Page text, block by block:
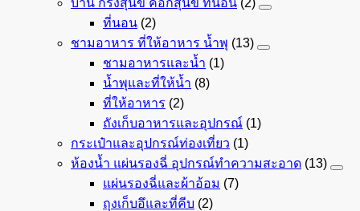
บ้าน กรงสุนัข คอกสุนัข ที่นอน (2)
ที่นอน (2)
ชามอาหาร ที่ให้อาหาร น้ำพุ (13)
ชามอาหารและน้ำ (1)
น้ำพุและที่ให้น้ำ (8)
ที่ให้อาหาร (2)
ถังเก็บอาหารและอุปกรณ์ (1)
กระเป๋าและอุปกรณ์ท่องเที่ยว (1)
ห้องน้ำ แผ่นรองฉี่ อุปกรณ์ทำความสะอาด (13)
แผ่นรองฉี่และผ้าอ้อม (7)
ถุงเก็บอึและที่คีบ (2)